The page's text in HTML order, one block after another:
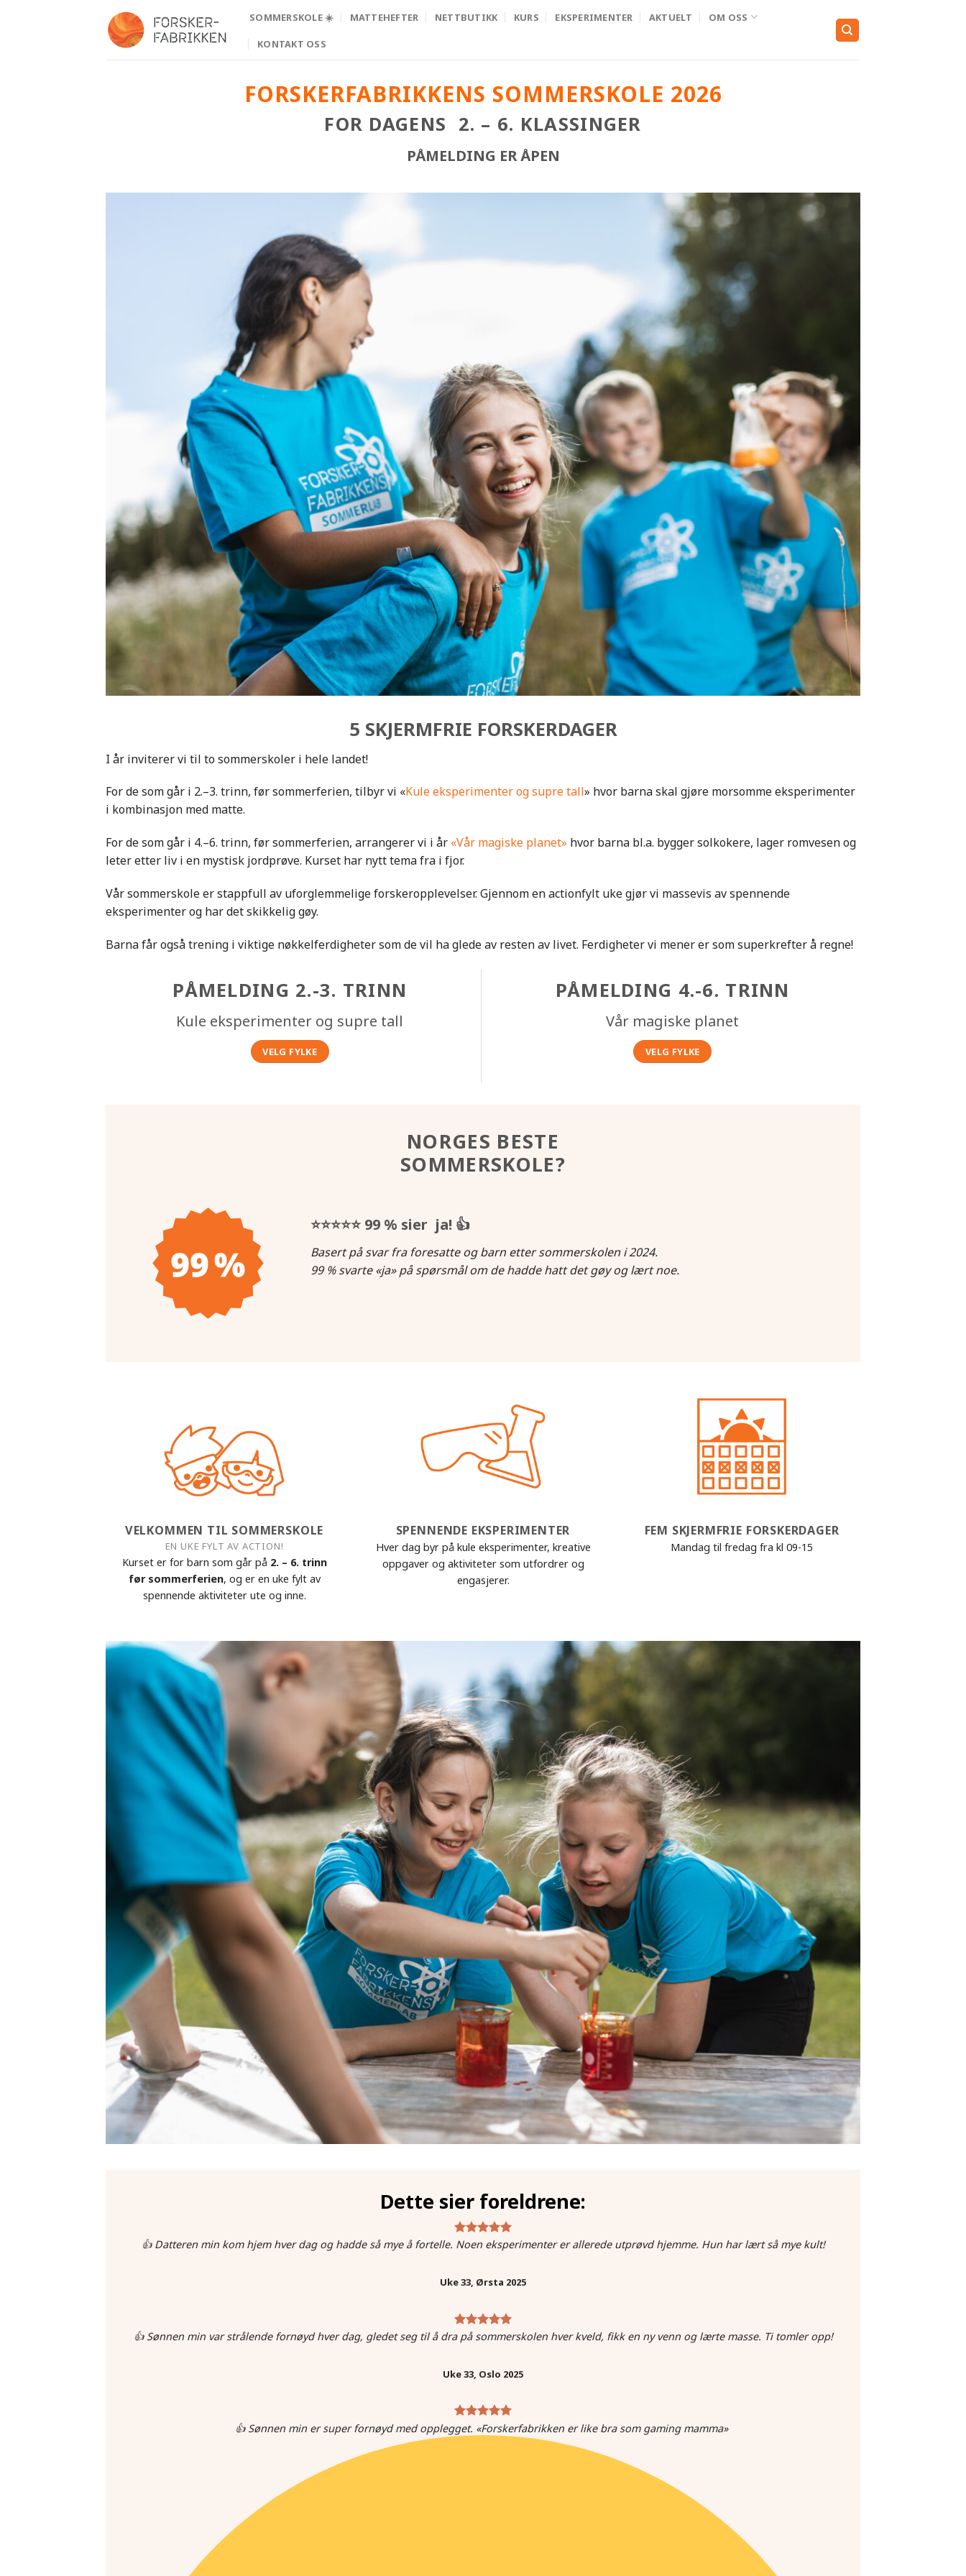
SOMMERSKOLE ☀️ MATTEHEFTER NETTBUTIKK KURS EKSPERIMENTER AKTUELT OM OSS
KONTAKT OSS
FORSKERFABRIKKENS SOMMERSKOLE 2026
FOR DAGENS 2. – 6. KLASSINGER
PÅMELDING ER ÅPEN
5 SKJERMFRIE FORSKERDAGER
I år inviterer vi til to sommerskoler i hele landet!
For de som går i 2.–3. trinn, før sommerferien, tilbyr vi «Kule eksperimenter og supre tall» hvor barna skal gjøre morsomme eksperimenter
i kombinasjon med matte.
For de som går i 4.–6. trinn, før sommerferien, arrangerer vi i år «Vår magiske planet» hvor barna bl.a. bygger solkokere, lager romvesen og
leter etter liv i en mystisk jordprøve. Kurset har nytt tema fra i fjor.
Vår sommerskole er stappfull av uforglemmelige forskeropplevelser. Gjennom en actionfylt uke gjør vi massevis av spennende
eksperimenter og har det skikkelig gøy.
Barna får også trening i viktige nøkkelferdigheter som de vil ha glede av resten av livet. Ferdigheter vi mener er som superkrefter å regne!
PÅMELDING 2.-3. TRINN
Kule eksperimenter og supre tall
VELG FYLKE
PÅMELDING 4.-6. TRINN
Vår magiske planet
VELG FYLKE
NORGES BESTE
SOMMERSKOLE?
⭐⭐⭐⭐⭐99 % sier ja! 👍
Basert på svar fra foresatte og barn etter sommerskolen i 2024.
99 % svarte «ja» på spørsmål om de hadde hatt det gøy og lært noe.
VELKOMMEN TIL SOMMERSKOLE
EN UKE FYLT AV ACTION!
Kurset er for barn som går på 2. – 6. trinn
før sommerferien, og er en uke fylt av
spennende aktiviteter ute og inne.
SPENNENDE EKSPERIMENTER
Hver dag byr på kule eksperimenter, kreative
oppgaver og aktiviteter som utfordrer og
engasjerer.
FEM SKJERMFRIE FORSKERDAGER
Mandag til fredag fra kl 09-15
Dette sier foreldrene:
👍 Datteren min kom hjem hver dag og hadde så mye å fortelle. Noen eksperimenter er allerede utprøvd hjemme. Hun har lært så mye kult!
Uke 33, Ørsta 2025
👍 Sønnen min var strålende fornøyd hver dag, gledet seg til å dra på sommerskolen hver kveld, fikk en ny venn og lærte masse. Ti tomler opp!
Uke 33, Oslo 2025
👍 Sønnen min er super fornøyd med opplegget. «Forskerfabrikken er like bra som gaming mamma»